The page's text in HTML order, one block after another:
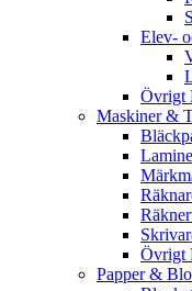
Elev-
Övrigt
Maskiner &
Övrigt
Papper &